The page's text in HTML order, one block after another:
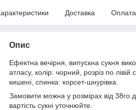
Доставка Оплата
Опис
Ефектна вечірня, випускна сукня
атласу, колір: чорний, розріз по лівій
кишені, спинка: корсет-шнурівка.
Замовити можна у розмірах від 38го
вартість сукні уточнюйте.